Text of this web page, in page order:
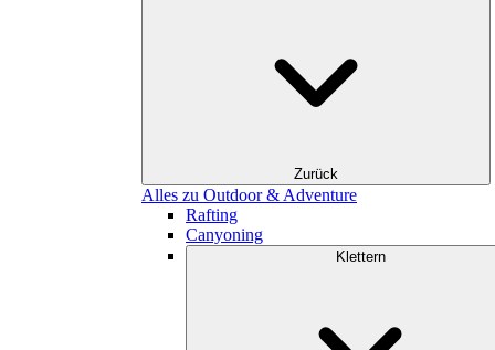
Zurück
Alles zu Outdoor & Adventure
Rafting
Canyoning
Klettern